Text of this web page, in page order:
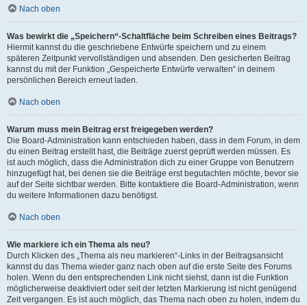
Nach oben
Was bewirkt die „Speichern“-Schaltfläche beim Schreiben eines Beitrags?
Hiermit kannst du die geschriebene Entwürfe speichern und zu einem
späteren Zeitpunkt vervollständigen und absenden. Den gesicherten Beitrag
kannst du mit der Funktion „Gespeicherte Entwürfe verwalten“ in deinem
persönlichen Bereich erneut laden.
Nach oben
Warum muss mein Beitrag erst freigegeben werden?
Die Board-Administration kann entschieden haben, dass in dem Forum, in dem
du einen Beitrag erstellt hast, die Beiträge zuerst geprüft werden müssen. Es
ist auch möglich, dass die Administration dich zu einer Gruppe von Benutzern
hinzugefügt hat, bei denen sie die Beiträge erst begutachten möchte, bevor sie
auf der Seite sichtbar werden. Bitte kontaktiere die Board-Administration, wenn
du weitere Informationen dazu benötigst.
Nach oben
Wie markiere ich ein Thema als neu?
Durch Klicken des „Thema als neu markieren“-Links in der Beitragsansicht
kannst du das Thema wieder ganz nach oben auf die erste Seite des Forums
holen. Wenn du den entsprechenden Link nicht siehst, dann ist die Funktion
möglicherweise deaktiviert oder seit der letzten Markierung ist nicht genügend
Zeit vergangen. Es ist auch möglich, das Thema nach oben zu holen, indem du